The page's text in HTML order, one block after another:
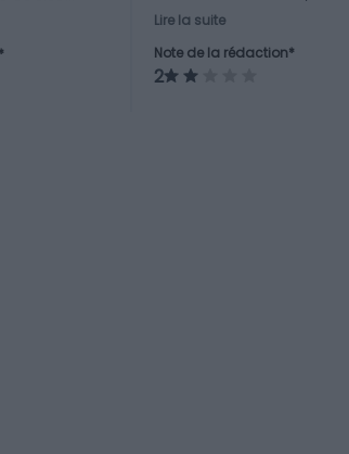
offre
mais
certains villages et
marchés permettent
encore de découvrir un
Lire la suite
Note de la rédaction*
2